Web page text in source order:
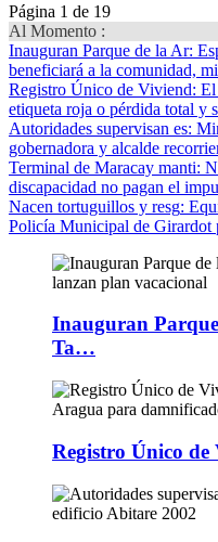
Página 1 de 19
Al Momento :
Inauguran Parque de la Ar:
beneficiará a la comunidad,
Registro Único de Viviend:
etiqueta roja o pérdida total y
Autoridades supervisan es:
gobernadora y alcalde
Terminal de Maracay manti:
discapacidad no pagan el
Nacen tortuguillos y resg:
Policía Municipal de Girardot
Inauguran
Ta…
Registro Único